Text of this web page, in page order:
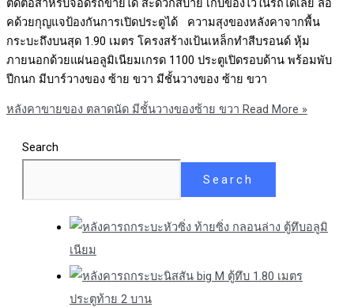
คด้วยกุญแจป้องกันการเปิดประตูได้ ความสุงของหลังคาจากพื้น
กระบะถึงบนสุด 1.90 เมตร โครงสร้างเป้นเหล็กทำสีบรอนด์ หุ้ม
ภายนอกด้วยแผ่นอลูมิเนียมเกรด 1100 ประตูเปิดรอบด้าน พร้อมพับ
ปีกนก มีบาร์วางของ ซ้าย ขวา มีชั้นวางของ ซ้าย ขวา
หลังคาขายของ ตลาดนัด มีชั้นวางของซ้าย ขวา Read More »
Search
Search
หัวซิ่ง ท้ายซิ่ง กลอนล่าง ตู้ทึบอลูมิ
เนียม
นิสสัน big M ตู้ทึบ 1.80 เมตร
ประตูท้าย 2 บาน